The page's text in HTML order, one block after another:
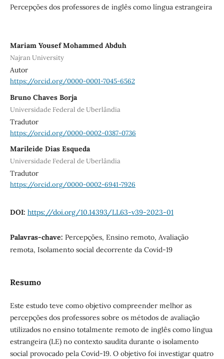
Percepções dos professores de inglês como língua estrangeira
Mariam Yousef Mohammed Abduh
Najran University
Autor
https://orcid.org/0000-0001-7045-6562
Bruno Chaves Borja
Universidade Federal de Uberlândia
Tradutor
https://orcid.org/0000-0002-0387-0736
Marileide Dias Esqueda
Universidade Federal de Uberlândia
Tradutor
https://orcid.org/0000-0002-6941-7926
DOI: https://doi.org/10.14393/LL63-v39-2023-01
Palavras-chave: Percepções, Ensino remoto, Avaliação
remota, Isolamento social decorrente da Covid-19
Resumo
Este estudo teve como objetivo compreender melhor as
percepções dos professores sobre os métodos de avaliação
utilizados no ensino totalmente remoto de inglês como língua
estrangeira (LE) no contexto saudita durante o isolamento
social provocado pela Covid-19. O objetivo foi investigar quatro